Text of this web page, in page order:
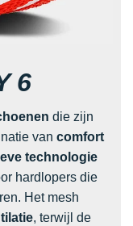
6
die zijn
van comfort
technologie
hardlopers die
Het mesh
, terwijl de